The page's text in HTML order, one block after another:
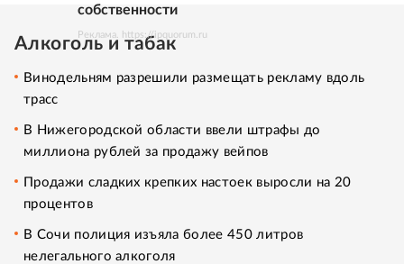
собственности
Реклама. https://ipquorum.ru
Алкоголь и табак
Винодельням разрешили размещать рекламу вдоль
трасс
В Нижегородской области ввели штрафы до
миллиона рублей за продажу вейпов
Продажи сладких крепких настоек выросли на 20
процентов
В Сочи полиция изъяла более 450 литров
нелегального алкоголя